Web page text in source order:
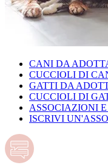
CANI DA
CUCCIOLI DI
GATTI DA
CUCCIOLI DI
ASSOCIAZIONI
ISCRIVI